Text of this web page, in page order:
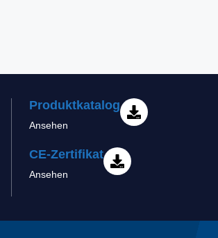
Produktkatalog
Ansehen
CE-Zertifikat
Ansehen